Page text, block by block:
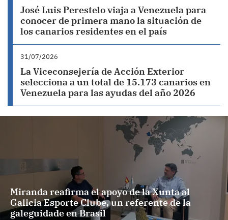
José Luis Perestelo viaja a Venezuela para
conocer de primera mano la situación de
los canarios residentes en el país
31/07/2026
La Viceconsejería de Acción Exterior
selecciona a un total de 15.173 canarios en
Venezuela para las ayudas del año 2026
Miranda reafirma el apoyo de la Xunta al
Galicia Esporte Clube, un referente de la
galeguidade en Brasil